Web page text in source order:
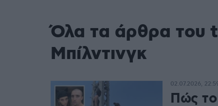
Όλα τα άρθρα του
Μπίλντινγκ
Πώς
02.07.2026,